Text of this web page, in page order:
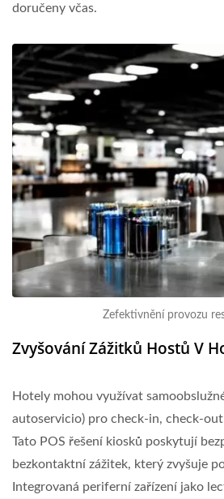
doručeny včas.
Zefektivnění provozu
Zvyšování Zážitků Hostů V
Hotely mohou využívat
autoservicio) pro check-in, check-
Tato POS řešení kiosků poskytují
bezkontaktní zážitek, který zvyšuje
Integrovaná periferní zařízení jako